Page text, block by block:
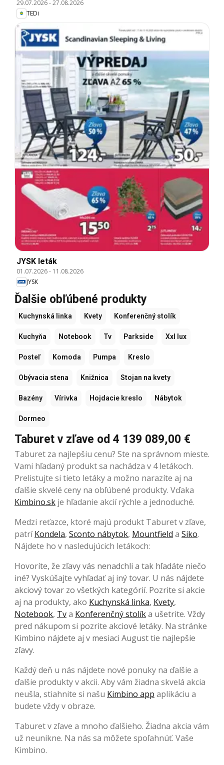
29.07.2026-27.08.2026
TEDi
JYSK leták
01.07.2026- 11.08.2026
JYSK
Ďalšie obľúbené produkty
Kuchynská linka Kvety Konferenčný stolík
Kuchyňa Notebook Tv Parkside Xxl lux
Posteľ Komoda Pumpa Kreslo
Obývacia stena Knižnica Stojan na kvety
Bazény Vírivka Hojdacie kreslo Nábytok
Dormeo
Taburet v zľave od 4 139 089,00 €
Taburet za najlepšiu cenu? Ste na správnom mieste.
Vami hľadaný produkt sa nachádza v 4 letákoch.
Prelistujte si tieto letáky a možno narazíte aj na
ďalšie skvelé ceny na obľúbené produkty. Vďaka
Kimbino.sk je hľadanie akcií rýchle a jednoduché.
Medzi reťazce, ktoré majú produkt Taburet v zľave,
patríKondela, Sconto nábytok, Mountfield a Siko.
Nájdete ho v nasledujúcich letákoch:
Hovoríte, že zľavy vás nenadchli a tak hľadáte niečo
iné? Vyskúšajte vyhľadať aj iný tovar. U nás nájdete
akciový tovar zo všetkých kategórií. Pozrite si akcie
aj na produkty, ako Kuchynská linka, Kvety,
Notebook, Tva Konferenčný stolíka ušetrite. Vždy
pred nákupom si pozrite akciové letáky. Na stránke
Kimbino nájdete aj v mesiaci August tie najlepšie
zľavy.
Každý deň u nás nájdete nové ponuky na ďalšie a
ďalšie produkty v akcii. Aby vám žiadna skvelá akcia
neušla, stiahnite si našu Kimbino app aplikáciu a
budete vždy v obraze.
Taburet v zľave a mnoho ďalšieho. Žiadna akcia vám
už neunikne. Na nás sa môžete spoľahnúť. Vaše
Kimbino.